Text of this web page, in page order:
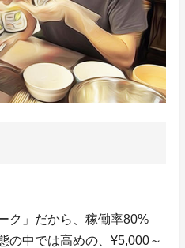
ク」だから、稼働率80%
の中では高めの、¥5,000～